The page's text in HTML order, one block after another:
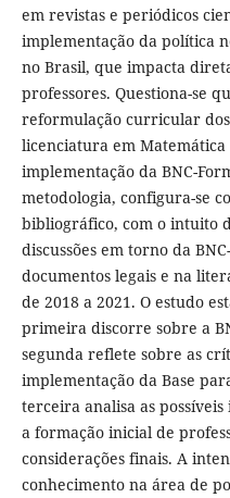
em revistas e periódicos
implementação da política
no Brasil, que impacta
professores. Questiona-se
reformulação curricular
licenciatura em
implementação da BNC-
metodologia, configura-se
bibliográfico, com o intuito
discussões em torno da
documentos legais e na
de 2018 a 2021. O estudo
primeira discorre sobre a
segunda reflete sobre as
implementação da Base
terceira analisa as
a formação inicial de
considerações finais. A
conhecimento na área de